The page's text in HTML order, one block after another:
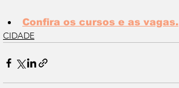
Confira os cursos e as vagas.
CIDADE